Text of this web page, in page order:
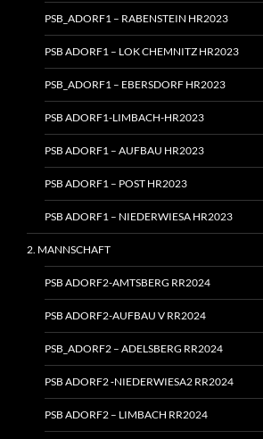
PSB_ADORF1 – RABENSTEIN HR2023
PSB ADORF1 – LOK CHEMNITZ HR2023
PSB_ADORF1 – EBERSDORF HR2023
PSB ADORF1-LIMBACH-HR2023
PSB ADORF1 – AUFBAU HR2023
PSB ADORF1 – POST HR2023
PSB ADORF1 – NIEDERWIESA HR2023
2. MANNSCHAFT
PSB ADORF2-AMTSBERG RR2024
PSB ADORF2-AUFBAU V RR2024
PSB_ADORF2 – ADELSBERG RR2024
PSB ADORF2 ‑NIEDERWIESA2 RR2024
PSB ADORF2 – LIMBACH RR2024